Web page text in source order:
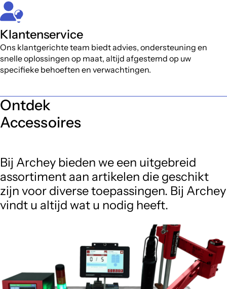
Klantenservice
Ons klantgerichte team biedt advies, ondersteuning en
snelle oplossingen op maat, altijd afgestemd op uw
specifieke behoeften en verwachtingen.
Ontdek
Accessoires
Bij Archey bieden we een uitgebreid
assortiment aan artikelen die geschikt
zijn voor diverse toepassingen. Bij Archey
vindt u altijd wat u nodig heeft.